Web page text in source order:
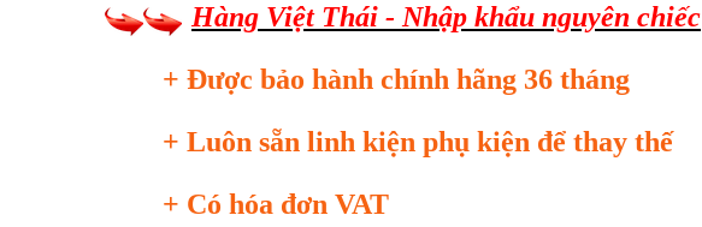
Hàng Việt Thái - Nhập khẩu nguyên chiếc
+ Được bảo hành chính hãng 36 tháng
+ Luôn sẵn linh kiện phụ kiện để thay thế
+ Có hóa đơn VAT